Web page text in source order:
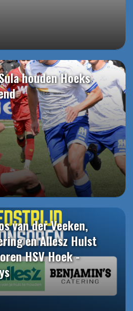
houden Hoeks
van der Veeken,
en Allesz Hulst
HSV Hoek -